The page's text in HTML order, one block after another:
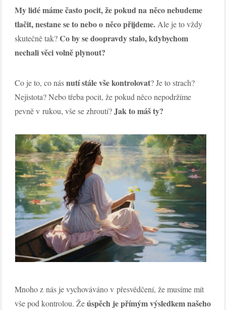
My lidé máme často pocit, že pokud na něco nebudeme
tlačit, nestane se to nebo o něco přijdeme. Ale je to vždy
skutečně tak?Co by se doopravdy stalo, kdybychom
nechali věci volně plynout?
Co je to, co násnutí stále vše kontrolovat? Je to strach?
Nejistota? Nebo třeba pocit, že pokud něco nepodržíme
pevně v rukou, vše se zhroutí?Jak to máš ty?
Mnoho z nás je vychováváno v přesvědčení, že musíme mít
vše pod kontrolou. Žeúspěch je přímým výsledkem našeho